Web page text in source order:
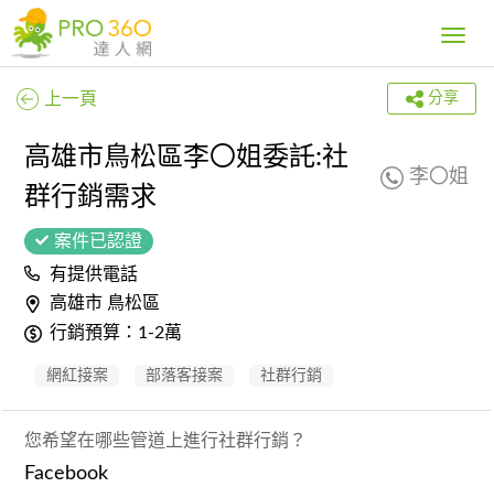
Toggle
上一頁 分享
高雄市鳥松區李〇姐委託:社
群行銷需求
李〇姐
案件已認證
有提供電話
高雄市 鳥松區
行銷預算：1-2萬
網紅接案 部落客接案 社群行銷
您希望在哪些管道上進行社群行銷？
Facebook